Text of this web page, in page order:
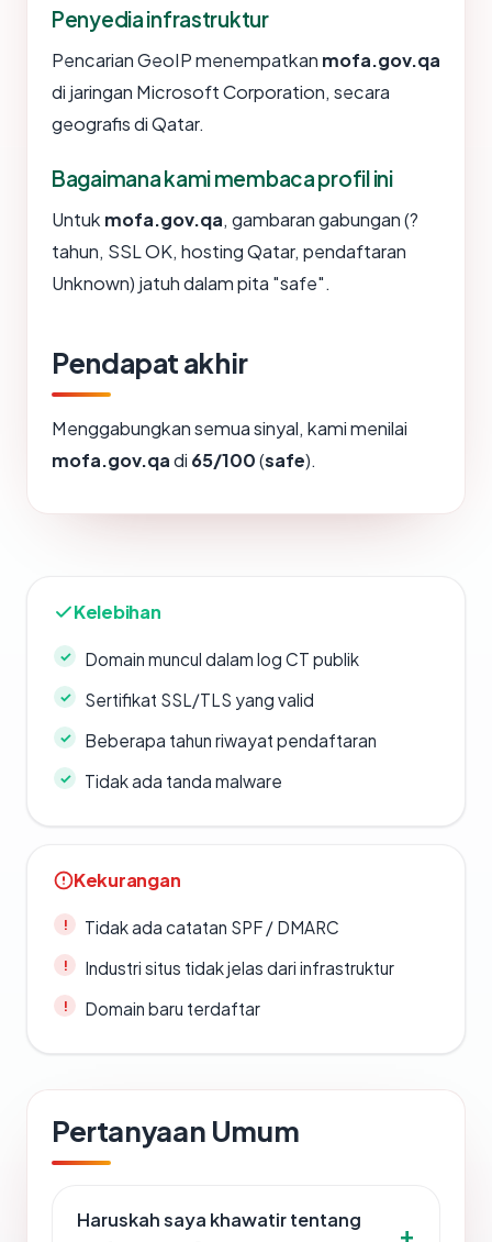
Penyedia infrastruktur
Pencarian GeoIP menempatkan mofa.gov.qa
di jaringan Microsoft Corporation, secara
geografis di Qatar.
Bagaimana kami membaca profil ini
Untuk mofa.gov.qa, gambaran gabungan (?
tahun, SSL OK, hosting Qatar, pendaftaran
Unknown) jatuh dalam pita "safe".
Pendapat akhir
Menggabungkan semua sinyal, kami menilai
mofa.gov.qadi 65/100(safe).
Kelebihan
Domain muncul dalam log CT publik
Sertifikat SSL/TLS yang valid
Beberapa tahun riwayat pendaftaran
Tidak ada tanda malware
Kekurangan
Tidak ada catatan SPF / DMARC
Industri situs tidak jelas dari infrastruktur
Domain baru terdaftar
Pertanyaan Umum
Haruskah saya khawatir tentang